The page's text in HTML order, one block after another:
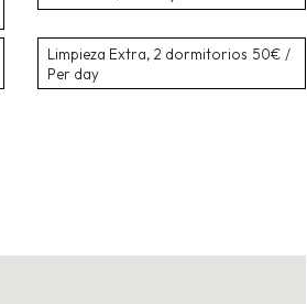
Limpieza Extra, 2 dormitorios 50€ /
Per day